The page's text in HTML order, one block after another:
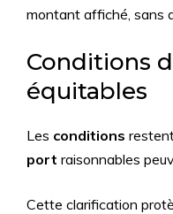
montant affiché, sans
Conditions
équitables
Les conditions
port raisonnables
Cette clarification